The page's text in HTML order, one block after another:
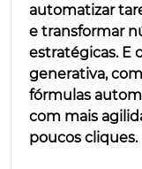
automatizar
e transformar
estratégicas. E
generativa,
fórmulas
com mais
poucos cliques.